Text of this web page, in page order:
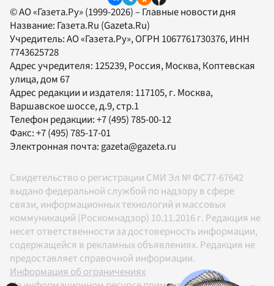
© АО «Газета.Ру» (1999-2026) – Главные новости дня
Название: Газета.Ru (Gazeta.Ru)
Учредитель:АО «Газета.Ру», ОГРН 1067761730376, ИНН
7743625728
Адрес учредителя: 125239, Россия, Москва, Коптевская
улица, дом 67
Адрес редакции и издателя: 117105, г. Москва,
Варшавское шоссе, д.9, стр.1
Телефон редакции:+7 (495) 785-00-12
Факс:+7 (495) 785-17-01
Электронная почта:gazeta@gazeta.ru
Свидетельство о регистрации СМИ Эл № ФС77-67642
выдано федеральной службой по надзору в сфере
связи, информационных технологий и массовых
коммуникаций (Роскомнадзор) 10.11.2016 г. Редакция не
несет ответственности за достоверность информации,
содержащейся в рекламных объявлениях. Редакция не
предоставляет справочной информации.
Информация об ограничениях